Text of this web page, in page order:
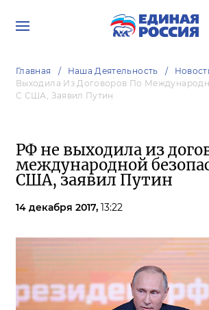
Главная Наша Деятельность
Выходила Из Договоров По
С США, Заявил Путин
РФ не выходила из
международной
США, заявил Путин
14 декабря 2017, 13:22